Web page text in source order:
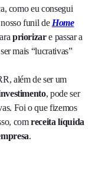
como eu consegui
funil de Home
priorizare passar a
mais “lucrativas”
além de ser um
, pode ser
Foi o que fizemos
comreceita líquida
.